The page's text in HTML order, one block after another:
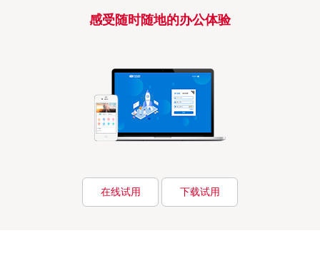
感受随时随地的办公体验
在线试用 下载试用